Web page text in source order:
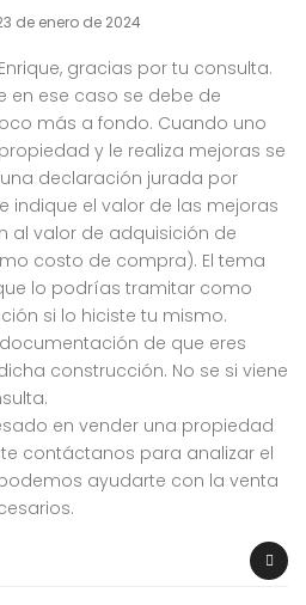
de enero de 2024
gracias por tu consulta.
en ese caso se debe de
más a fondo. Cuando uno
y le realiza mejoras se
declaración jurada por
indique el valor de las mejoras
al valor de adquisición de
costo de compra). El tema
lo podrías tramitar como
si lo hiciste tu mismo.
de que eres
construcción. No se si viene
en vender una propiedad
contáctanos para analizar el
ayudarte con la venta